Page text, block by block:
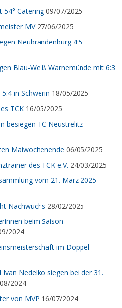
54° Catering 09/07/2025
MV 27/06/2025
Neubrandenburg 4:5
Blau-Weiß Warnemünde mit 6:3
in Schwerin 18/05/2025
TCK 16/05/2025
besiegen TC Neustrelitz
Maiwochenende 06/05/2025
des TCK e.V. 24/03/2025
vom 21. März 2025
Nachwuchs 28/02/2025
beim Saison-
2024
im Doppel
Nedelko siegen bei der 31.
2024
von MVP 16/07/2024